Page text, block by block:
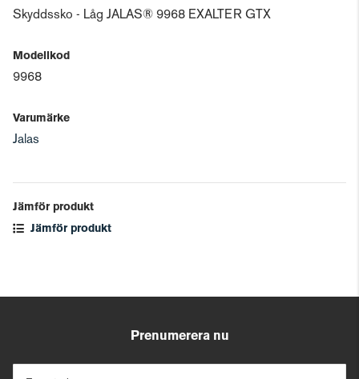
Skyddssko - Låg JALAS® 9968 EXALTER GTX
Modellkod
9968
Varumärke
Jalas
Jämför produkt
Jämför produkt
Prenumerera nu